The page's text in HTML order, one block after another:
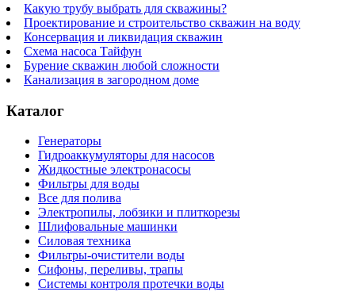
Какую трубу выбрать для скважины?
Проектирование и строительство скважин на воду
Консервация и ликвидация скважин
Схема насоса Тайфун
Бурение скважин любой сложности
Канализация в загородном доме
Каталог
Генераторы
Гидроаккумуляторы для насосов
Жидкостные электронасосы
Фильтры для воды
Все для полива
Электропилы, лобзики и плиткорезы
Шлифовальные машинки
Силовая техника
Фильтры-очистители воды
Сифоны, переливы, трапы
Системы контроля протечки воды